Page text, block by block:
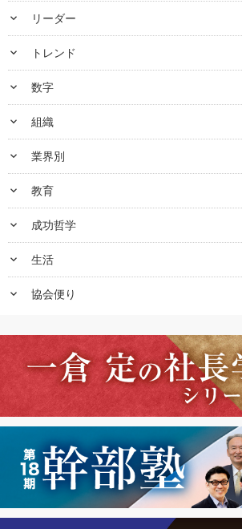
keyboard_arrow_down リーダー
keyboard_arrow_down トレンド
keyboard_arrow_down 数字
keyboard_arrow_down 組織
keyboard_arrow_down 業界別
keyboard_arrow_down 教育
keyboard_arrow_down 成功哲学
keyboard_arrow_down 生活
keyboard_arrow_down 協会便り